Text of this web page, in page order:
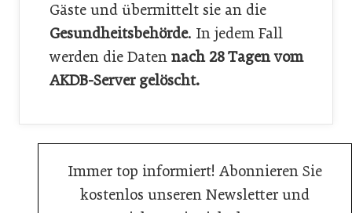
Gäste und übermittelt sie an die
Gesundheitsbehörde. In jedem Fall
werden die Daten nach 28 Tagen vom
AKDB-Server gelöscht.
Immer top informiert! Abonnieren Sie
kostenlos unseren Newsletter und